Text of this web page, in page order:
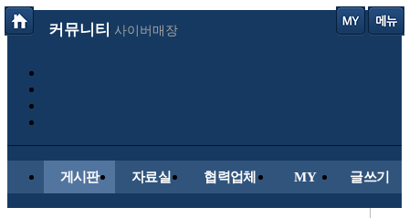
커뮤니티 사이버매장
게시판 자료실 협력업체 MY 글쓰기